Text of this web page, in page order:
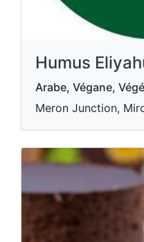
Humus
Arabe, Végane,
Meron Junction,